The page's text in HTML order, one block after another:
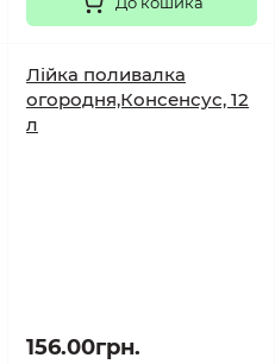
Лійка поливалка
огородня,Консенсус, 12
л
156.00грн.